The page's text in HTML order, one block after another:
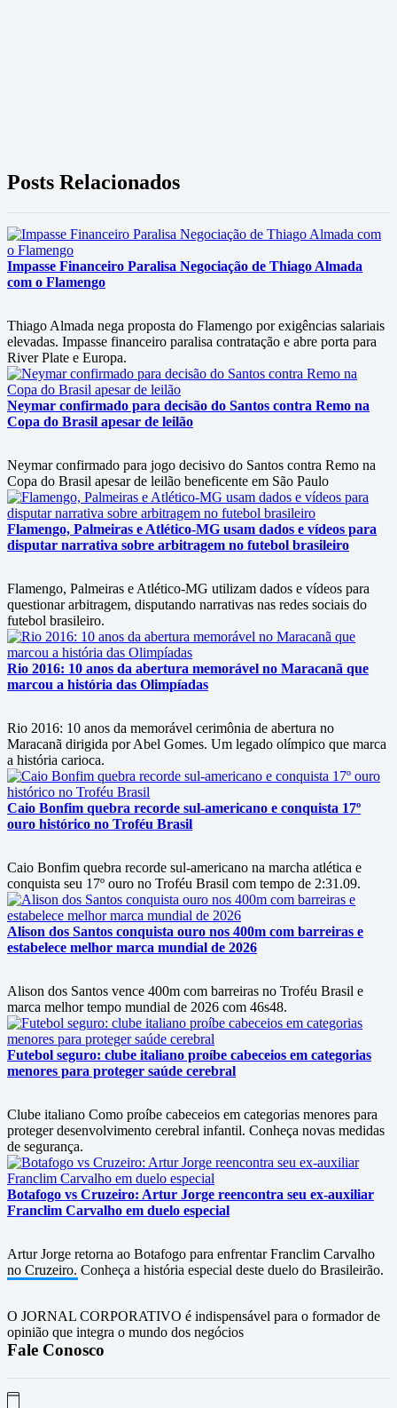
Posts Relacionados
Impasse Financeiro Paralisa Negociação de Thiago Almada
com o Flamengo
Thiago Almada nega proposta do Flamengo por exigências salariais
elevadas. Impasse financeiro paralisa contratação e abre porta para
River Plate e Europa.
Neymar confirmado para decisão do Santos contra Remo na
Copa do Brasil apesar de leilão
Neymar confirmado para jogo decisivo do Santos contra Remo na
Copa do Brasil apesar de leilão beneficente em São Paulo
Flamengo, Palmeiras e Atlético-MG usam dados e vídeos para
disputar narrativa sobre arbitragem no futebol brasileiro
Flamengo, Palmeiras e Atlético-MG utilizam dados e vídeos para
questionar arbitragem, disputando narrativas nas redes sociais do
futebol brasileiro.
Rio 2016: 10 anos da abertura memorável no Maracanã que
marcou a história das Olimpíadas
Rio 2016: 10 anos da memorável cerimônia de abertura no
Maracanã dirigida por Abel Gomes. Um legado olímpico que marca
a história carioca.
Caio Bonfim quebra recorde sul-americano e conquista 17º
ouro histórico no Troféu Brasil
Caio Bonfim quebra recorde sul-americano na marcha atlética e
conquista seu 17º ouro no Troféu Brasil com tempo de 2:31.09.
Alison dos Santos conquista ouro nos 400m com barreiras e
estabelece melhor marca mundial de 2026
Alison dos Santos vence 400m com barreiras no Troféu Brasil e
marca melhor tempo mundial de 2026 com 46s48.
Futebol seguro: clube italiano proíbe cabeceios em categorias
menores para proteger saúde cerebral
Clube italiano Como proíbe cabeceios em categorias menores para
proteger desenvolvimento cerebral infantil. Conheça novas medidas
de segurança.
Botafogo vs Cruzeiro: Artur Jorge reencontra seu ex-auxiliar
Franclim Carvalho em duelo especial
Artur Jorge retorna ao Botafogo para enfrentar Franclim Carvalho
no Cruzeiro. Conheça a história especial deste duelo do Brasileirão.
O JORNAL CORPORATIVO é indispensável para o formador de
opinião que integra o mundo dos negócios
Fale Conosco